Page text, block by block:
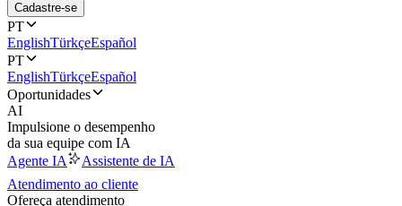
Cadastre-se
PT
EnglishTürkçeEspañol
PT
EnglishTürkçeEspañol
Oportunidades
AI
Impulsione o desempenho
da sua equipe com IA
Agente IA
Assistente de IA
Atendimento ao cliente
Ofereça atendimento